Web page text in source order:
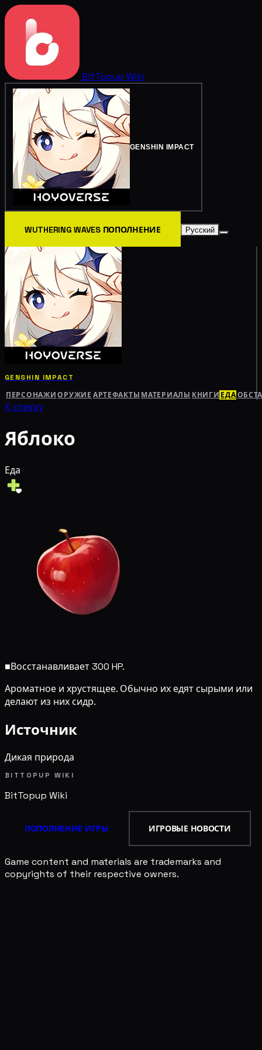
BitTopup Wiki
GENSHIN IMPACT
WUTHERING WAVES ПОПОЛНЕНИЕ Русский
GENSHIN IMPACT
ПЕРСОНАЖИ ОРУЖИЕ АРТЕФАКТЫ МАТЕРИАЛЫ КНИГИ ЕДА
К списку
Яблоко
Еда
■Восстанавливает 300 HP.
Ароматное и хрустящее. Обычно их едят сырыми или
делают из них сидр.
Источник
Дикая природа
BITTOPUP WIKI
BitTopup Wiki
ПОПОЛНЕНИЕ ИГРЫ ИГРОВЫЕ НОВОСТИ
Game content and materials are trademarks and
copyrights of their respective owners.